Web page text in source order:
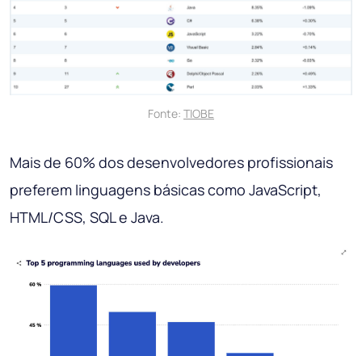
Fonte: TIOBE
Mais de 60% dos desenvolvedores profissionais
preferem linguagens básicas como JavaScript,
HTML/CSS, SQL e Java.